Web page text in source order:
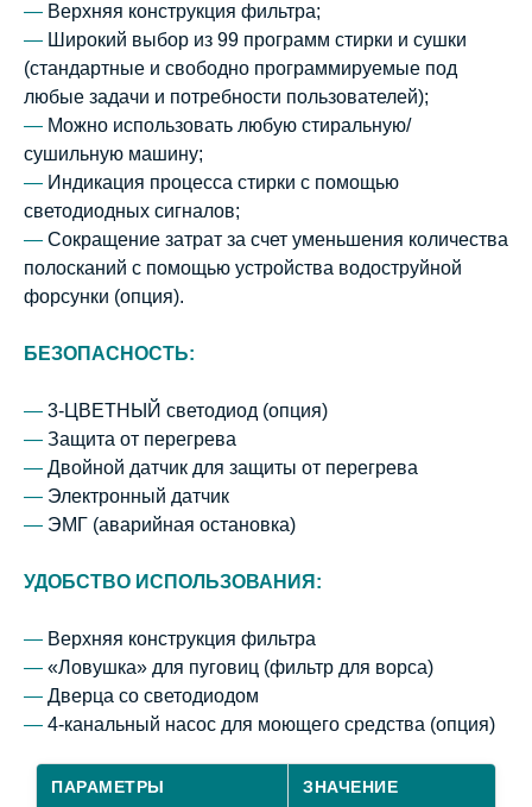
— Верхняя конструкция фильтра;
— Широкий выбор из 99 программ стирки и сушки
(стандартные и свободно программируемые под
любые задачи и потребности пользователей);
— Можно использовать любую стиральную/
сушильную машину;
— Индикация процесса стирки с помощью
светодиодных сигналов;
— Сокращение затрат за счет уменьшения количества
полосканий с помощью устройства водоструйной
форсунки (опция).
БЕЗОПАСНОСТЬ:
— 3-ЦВЕТНЫЙ светодиод (опция)
— Защита от перегрева
— Двойной датчик для защиты от перегрева
— Электронный датчик
— ЭМГ (аварийная остановка)
УДОБСТВО ИСПОЛЬЗОВАНИЯ:
— Верхняя конструкция фильтра
— «Ловушка» для пуговиц (фильтр для ворса)
— Дверца со светодиодом
— 4-канальный насос для моющего средства (опция)
ПАРАМЕТРЫ ЗНАЧЕНИЕ